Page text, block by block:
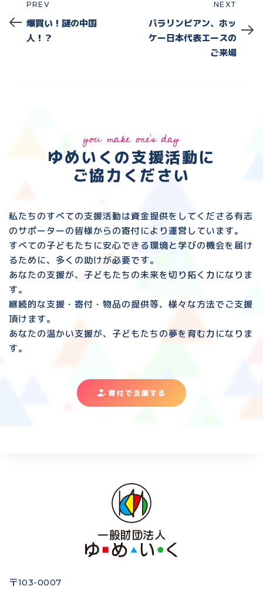
Prev
PREV
爆買い！謎の中国
人！？
NEXT
パラリンピアン、ホッ
ケー日本代表エースの
ご来場
you make one's day
ゆめいくの支援活動に
ご協力ください
私たちのすべての支援活動は資金提供をしてくださる有志
のサポーターの皆様からの寄付により運営しています。
すべての子どもたちに安心できる環境と 学びの機会を届け
るために、多くの助けが必要です。
あなたの支援が、子どもたちの未来を切り拓く力になりま
す。
継続的な支援・寄付・物品の提供等、様々な方法でご支援
頂けます。
あなたの温かい支援が、子どもたちの夢を育む力になりま
す。
寄付で支援する
〒103-0007